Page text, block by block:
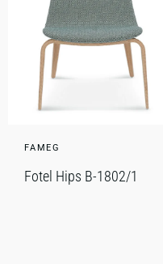
FAMEG
Fotel Hips B-1802/1